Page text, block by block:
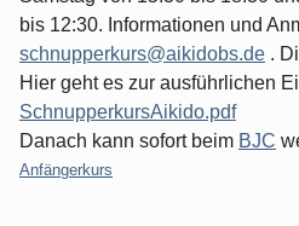
bis 12:30. Informationen und
schnupperkurs@aikidobs.de .
Hier geht es zur ausführlichen
SchnupperkursAikido.pdf
Danach kann sofort beim BJC
Kategorien:
Anfängerkurs